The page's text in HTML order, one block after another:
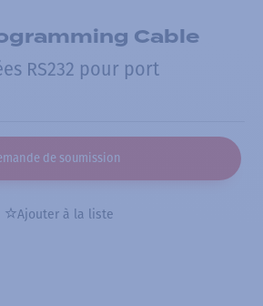
Cable
RS232 pour port
de soumission
Ajouter à la liste